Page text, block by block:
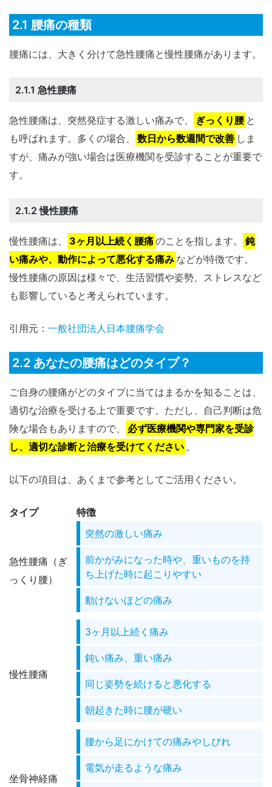
2.1 腰痛の種類
腰痛には、大きく分けて急性腰痛と慢性腰痛があります。
2.1.1 急性腰痛
急性腰痛は、突然発症する激しい痛みで、 ぎっくり腰 と
も呼ばれます。多くの場合、
数日から数週間で改善 しま
すが、痛みが強い場合は医療機関を受診することが重要で
す。
2.1.2 慢性腰痛
慢性腰痛は、 3ヶ月以上続く腰痛のことを指します。
鈍
い痛みや、動作によって悪化する痛み などが特徴です。
慢性腰痛の原因は様々で、生活習慣や姿勢、ストレスなど
も影響していると考えられています。
引用元： 一般社団法人日本腰痛学会
2.2 あなたの腰痛はどのタイプ？
ご自身の腰痛がどのタイプに当てはまるかを知ることは、
適切な治療を受ける上で重要です。ただし、自己判断は危
険な場合もありますので、
必ず医療機関や専門家を受診
し、適切な診断と治療を受けてください 。
以下の項目は、あくまで参考としてご活用ください。
タイプ 特徴
急性腰痛（ぎ
っくり腰）
突然の激しい痛み
前かがみになった時や、重いものを持
ち上げた時に起こりやすい
動けないほどの痛み
慢性腰痛
3ヶ月以上続く痛み
鈍い痛み、重い痛み
同じ姿勢を続けると悪化する
朝起きた時に腰が硬い
坐骨神経痛
腰から足にかけての痛みやしびれ
電気が走るような痛み